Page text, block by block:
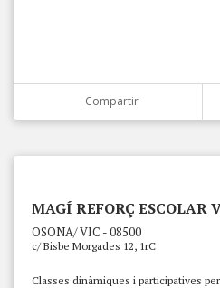
Compartir
MAGÍ REFORÇ ESCOLAR
OSONA/ VIC - 08500
c/ Bisbe Morgades 12, 1rC
Classes dinàmiques i participatives